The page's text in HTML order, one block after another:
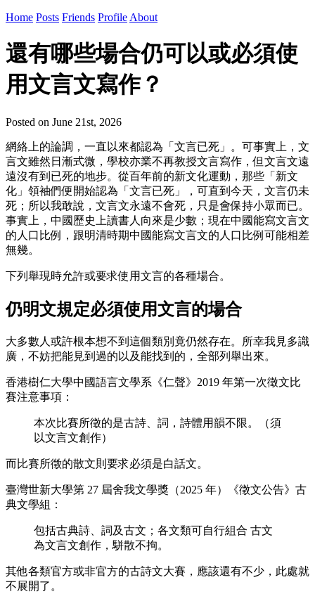
Home Posts Friends Profile About
還有哪些場合仍可以或必須使
用文言文寫作？
Posted on June 21st, 2026
網絡上的論調，一直以來都認為「文言已死」。可事實上，文
言文雖然日漸式微，學校亦業不再教授文言寫作，但文言文遠
遠沒有到已死的地步。從百年前的新文化運動，那些「新文
化」領袖們便開始認為「文言已死」，可直到今天，文言仍未
死；所以我敢說，文言文永遠不會死，只是會保持小眾而已。
事實上，中國歷史上讀書人向來是少數；現在中國能寫文言文
的人口比例，跟明清時期中國能寫文言文的人口比例可能相差
無幾。
下列舉現時允許或要求使用文言的各種場合。
仍明文規定必須使用文言的場合
大多數人或許根本想不到這個類別竟仍然存在。所幸我見多識
廣，不妨把能見到過的以及能找到的，全部列舉出來。
香港樹仁大學中國語言文學系《仁聲》2019 年第一次徵文比
賽注意事項：
本次比賽所徵的是古詩、詞，詩體用韻不限。（須
以文言文創作）
而比賽所徵的散文則要求必須是白話文。
臺灣世新大學第 27 屆舍我文學獎（2025 年）《徵文公告》古
典文學組：
包括古典詩、詞及古文；各文類可自行組合 古文
為文言文創作，駢散不拘。
其他各類官方或非官方的古詩文大賽，應該還有不少，此處就
不展開了。